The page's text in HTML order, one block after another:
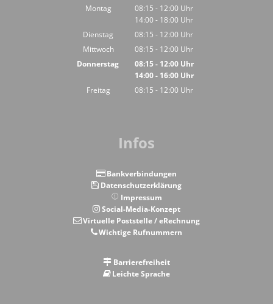
Montag 08:15 - 12:00 Uhr
Von 08:15 bis 12:00 Uhr
14:00 - 18:00 Uhr
Von 14:00 bis 18:00 Uhr
Dienstag 08:15 - 12:00 Uhr
Von 08:15 bis 12:00 Uhr
Mittwoch 08:15 - 12:00 Uhr
Von 08:15 bis 12:00 Uhr
Donnerstag 08:15- 12:00Uhr
Von 08:15 bis 12:00 Uhr
14:00- 16:00Uhr
Von 14:00 bis 16:00 Uhr
Freitag 08:15 - 12:00 Uhr
Infos
Bankverbindungen
Datenschutzerklärung
Impressum
Social-Media-Konzept
Virtuelle Poststelle / eRechnung
Wichtige Rufnummern
Barrierefreiheit
Leichte Sprache